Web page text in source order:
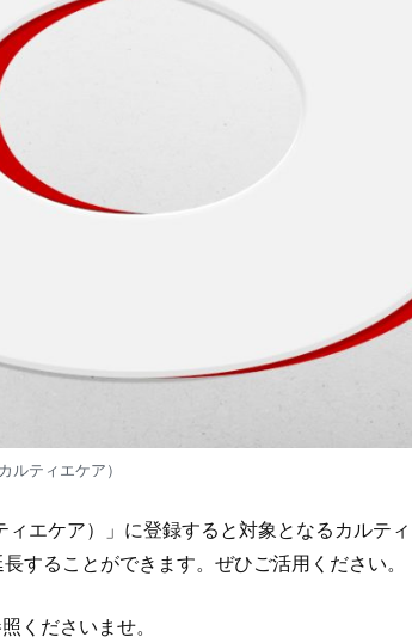
ルティエケア）
エケア）」に登録すると対象となるカルテ
することができます。ぜひご活用ください。
くださいませ。